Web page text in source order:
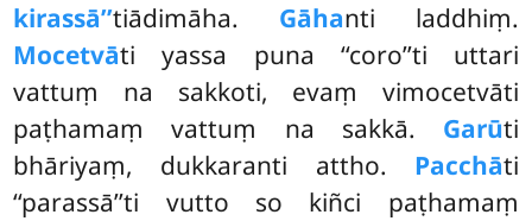
kirassā’’tiādimāha. Gāhanti laddhiṃ.
Mocetvāti yassa puna ‘‘coro’’ti uttari
vattuṃ na sakkoti, evaṃ vimocetvāti
paṭhamaṃ vattuṃ na sakkā. Garūti
bhāriyaṃ, dukkaranti attho. Pacchāti
‘‘parassā’’ti vutto so kiñci paṭhamaṃ